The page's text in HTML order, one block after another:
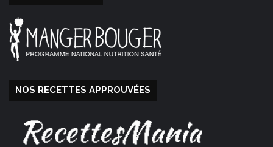
NOS RECETTES APPROUVÉES